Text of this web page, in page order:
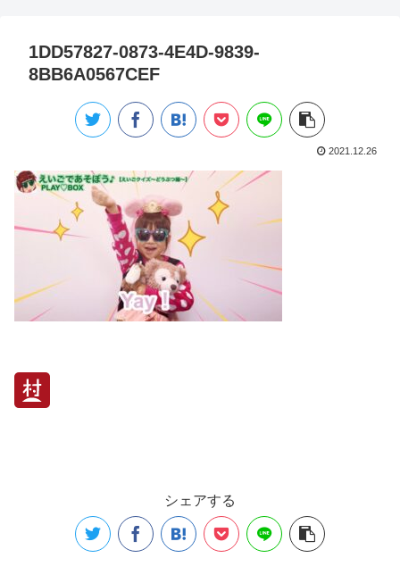
1DD57827-0873-4E4D-9839-
8BB6A0567CEF
2021.12.26
シェアする